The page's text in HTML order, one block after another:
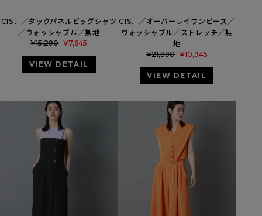
CIS．／タックパネルビッグシャツ
／ウォッシャブル／無地
¥15,290 ¥7,645
VIEW DETAIL
CIS．／オーバーレイワンピース／
ウォッシャブル／ストレッチ／無
地
¥21,890 ¥10,945
VIEW DETAIL